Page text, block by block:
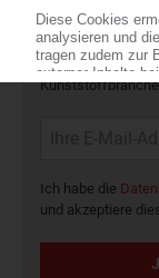
Die wichtigsten
Ich habe die
und akzeptiere